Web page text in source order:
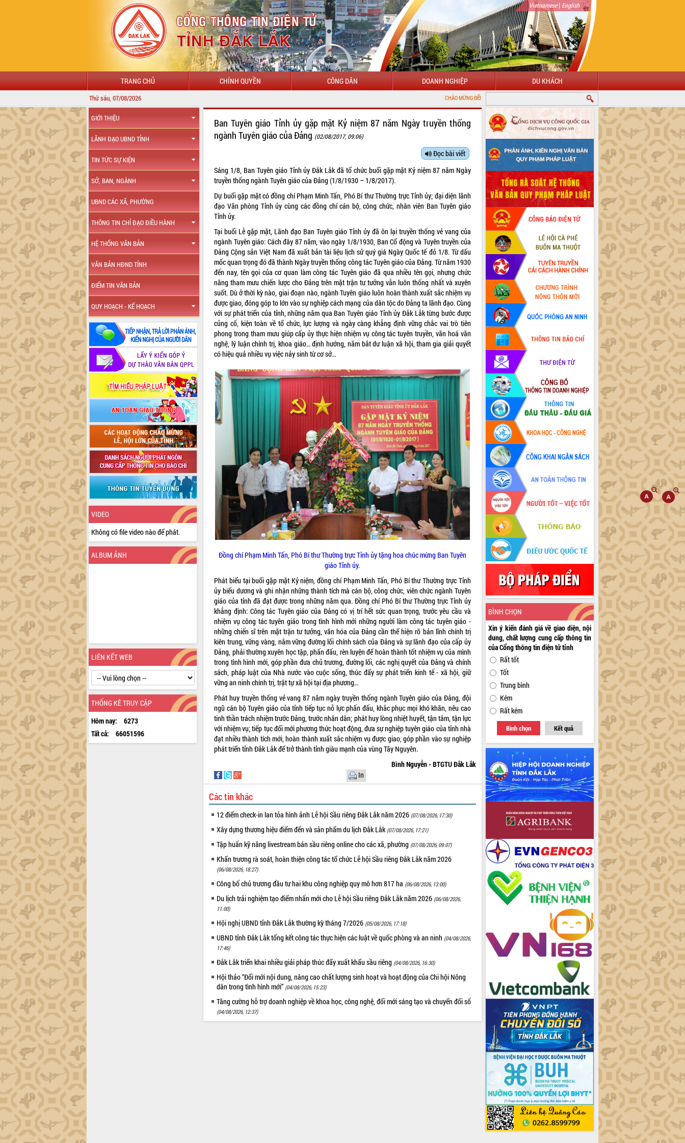
Vietnamese| English
TRANG CHỦ CHÍNH QUYỀN CÔNG DÂN DOANH NGHIỆP DU KHÁCH
Thứ sáu, 07/08/2026 CHÀO MỪNG ĐẾN VỚI CỔNG THÔNG TIN ĐIỆN TỬ TỈNH ĐẮK LẮK
GIỚI THIỆU
LÃNH ĐẠO UBND TỈNH
TIN TỨC SỰ KIỆN
SỞ, BAN, NGÀNH
UBND CÁC XÃ, PHƯỜNG
THÔNG TIN CHỈ ĐẠO ĐIỀU HÀNH
HỆ THỐNG VĂN BẢN
VĂN BẢN HĐND TỈNH
ĐIỂM TIN VĂN BẢN
QUY HOẠCH - KẾ HOẠCH
VIDEO
Không có file video nào để phát.
ALBUM ẢNH
LIÊN KẾT WEB
THỐNG KÊ TRUY CẬP
Hôm nay:
6273
Tất cả:
66051596
Ban Tuyên giáo Tỉnh ủy gặp mặt Kỷ niệm 87 năm Ngày truyền thống
ngành Tuyên giáo của Đảng (02/08/2017, 09:06)
Đọc bài viết
Sáng 1/8, Ban Tuyên giáo Tỉnh ủy Đắk Lắk đã tổ chức buổi gặp mặt Kỷ niệm 87 năm Ngày
truyền thống ngành Tuyên giáo của Đảng (1/8/1930 – 1/8/2017).
Dự buổi gặp mặt có đồng chí Phạm Minh Tấn, Phó Bí thư Thường trực Tỉnh ủy; đại diện lãnh
đạo Văn phòng Tỉnh ủy cùng các đồng chí cán bộ, công chức, nhân viên Ban Tuyên giáo
Tỉnh ủy.
Tại buổi Lễ gặp mặt, Lãnh đạo Ban Tuyên giáo Tỉnh ủy đã ôn lại truyền thống vẻ vang của
ngành Tuyên giáo: Cách đây 87 năm, vào ngày 1/8/1930, Ban Cổ động và Tuyên truyền của
Đảng Cộng sản Việt Nam đã xuất bản tài liệu lịch sử quý giá Ngày Quốc tế đỏ 1/8. Từ dấu
mốc quan trọng đó đã thành Ngày truyền thống công tác Tuyên giáo của Đảng. Từ năm 1930
đến nay, tên gọi của cơ quan làm công tác Tuyên giáo đã qua nhiều tên gọi, nhưng chức
năng tham mưu chiến lược cho Đảng trên mặt trận tư tưởng vẫn luôn thống nhất và xuyên
suốt. Dù ở thời kỳ nào, giai đoạn nào, ngành Tuyên giáo luôn hoàn thành xuất sắc nhiệm vụ
được giao, đóng góp to lớn vào sự nghiệp cách mạng của dân tộc do Đảng ta lãnh đạo. Cùng
với sự phát triển của tỉnh, những năm qua Ban Tuyên giáo Tỉnh ủy Đắk Lắk từng bước được
củng cố, kiện toàn về tổ chức, lực lượng và ngày càng khẳng định vững chắc vai trò tiên
phong trong tham mưu giúp cấp ủy thực hiện nhiệm vụ công tác tuyên truyền, văn hoá văn
nghệ, lý luận chính trị, khoa giáo… định hướng, nắm bắt dư luận xã hội, tham gia giải quyết
có hiệu quả nhiều vụ việc nảy sinh từ cơ sở…
Đồng chí Phạm Minh Tấn, Phó Bí thư Thường trực Tỉnh ủy tặng hoa chúc mừng Ban Tuyên
giáo Tỉnh ủy.
Phát biểu tại buổi gặp mặt Kỷ niệm, đồng chí Phạm Minh Tấn, Phó Bí thư Thường trực Tỉnh
ủy biểu dương và ghi nhận những thành tích mà cán bộ, công chức, viên chức ngành Tuyên
giáo của tỉnh đã đạt được trong những năm qua. Đồng chí Phó Bí thư Thường trực Tỉnh ủy
khẳng định: Công tác Tuyên giáo của Đảng có vị trí hết sức quan trọng, trước yêu cầu và
nhiệm vụ công tác tuyên giáo trong tình hình mới những người làm công tác tuyên giáo -
những chiến sĩ trên mặt trận tư tưởng, văn hóa của Đảng cần thể hiện rõ bản lĩnh chính trị
kiên trung, vững vàng, nắm vững đường lối chính sách của Đảng và sự lãnh đạo của cấp ủy
Đảng, phải thường xuyên học tập, phấn đấu, rèn luyện để hoàn thành tốt nhiệm vụ của mình
trong tình hình mới, góp phần đưa chủ trương, đường lối, các nghị quyết của Đảng và chính
sách, pháp luật của Nhà nước vào cuộc sống, thúc đẩy sự phát triển kinh tế - xã hội, giữ
vững an ninh chính trị, trật tự xã hội tại địa phương…
Phát huy truyền thống vẻ vang 87 năm ngày truyền thống ngành Tuyên giáo của Đảng, đội
ngũ cán bộ Tuyên giáo của tỉnh tiếp tục nỗ lực phấn đấu, khắc phục mọi khó khăn, nêu cao
tinh thần trách nhiệm trước Đảng, trước nhân dân; phát huy lòng nhiệt huyết, tận tâm, tận lực
với nhiệm vụ; tiếp tục đổi mới phương thức hoạt động, đưa sự nghiệp tuyên giáo của tỉnh nhà
đạt nhiều thành tích mới, hoàn thành xuất sắc nhiệm vụ được giao, góp phần vào sự nghiệp
phát triển tỉnh Đắk Lắk để trở thành tỉnh giàu mạnh của vùng Tây Nguyên.
Bình Nguyễn - BTGTU Đắk Lắk
In
Các tin khác
12 điểm check-in lan tỏa hình ảnh Lễ hội Sầu riêng Đắk Lắk năm 2026 (07/08/2026, 17:30)
Xây dựng thương hiệu điểm đến và sản phẩm du lịch Đắk Lắk (07/08/2026, 17:21)
Tập huấn kỹ năng livestream bán sầu riêng online cho các xã, phường (07/08/2026, 09:07)
Khẩn trương rà soát, hoàn thiện công tác tổ chức Lễ hội Sầu riêng Đắk Lắk năm 2026
(06/08/2026, 18:27)
Công bố chủ trương đầu tư hai khu công nghiệp quy mô hơn 817 ha (06/08/2026, 13:00)
Du lịch trải nghiệm tạo điểm nhấn mới cho Lễ hội Sầu riêng Đắk Lắk năm 2026 (06/08/2026,
11:00)
Hội nghị UBND tỉnh Đắk Lắk thường kỳ tháng 7/2026 (05/08/2026, 17:18)
UBND tỉnh Đắk Lắk tổng kết công tác thực hiện các luật về quốc phòng và an ninh (04/08/2026,
17:46)
Đắk Lắk triển khai nhiều giải pháp thúc đẩy xuất khẩu sầu riêng (04/08/2026, 16:30)
Hội thảo “Đổi mới nội dung, nâng cao chất lượng sinh hoạt và hoạt động của Chi hội Nông
dân trong tình hình mới” (04/08/2026, 15:23)
Tăng cường hỗ trợ doanh nghiệp về khoa học, công nghệ, đổi mới sáng tạo và chuyển đổi số
(04/08/2026, 12:37)
BÌNH CHỌN
Xin ý kiến đánh giá về giao diện, nội
dung, chất lượng cung cấp thông tin
của Cổng thông tin điện tử tỉnh
Rất tốt
Tốt
Trung bình
Kém
Rất kém
Bình chọn Kết quả